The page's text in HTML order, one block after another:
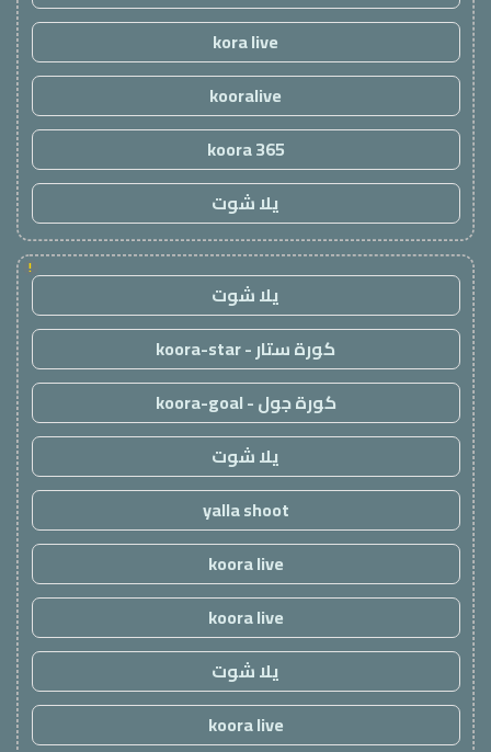
kora live
kooralive
koora 365
يلا شوت
!
يلا شوت
كورة ستار - koora-star
كورة جول - koora-goal
يلا شوت
yalla shoot
koora live
koora live
يلا شوت
koora live